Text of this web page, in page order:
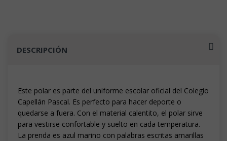
DESCRIPCIÓN
Este polar es parte del uniforme escolar oficial del Colegio
Capellán Pascal. Es perfecto para hacer deporte o
quedarse a fuera. Con el material calentito, el polar sirve
para vestirse confortable y suelto en cada temperatura.
La prenda es azul marino con palabras escritas amarillas